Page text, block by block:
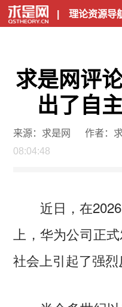
| 理论资源导
求是网评
出了自
来源：求是网 作者：
08:04:48
近日，在2026
上，华为公司正
社会上引起了强烈